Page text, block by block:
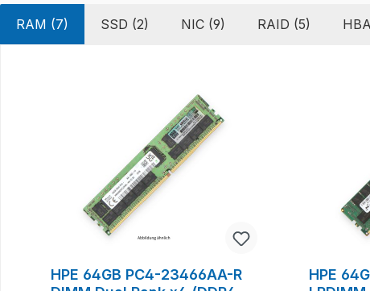
RAM (7) SSD (2) NIC (9) RAID (5)
HPE 64GB PC4-23466AA-R
HPE